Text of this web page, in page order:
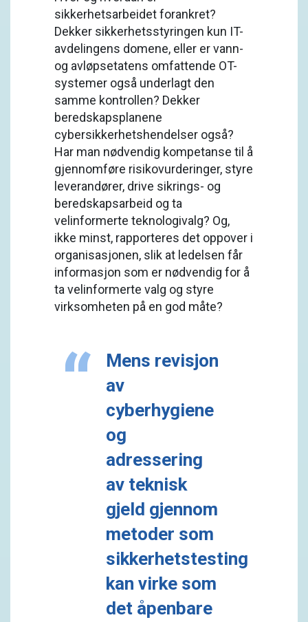
sikkerhetsarbeidet forankret?
Dekker sikkerhetsstyringen kun IT-
avdelingens domene, eller er vann-
og avløpsetatens omfattende OT-
systemer også underlagt den
samme kontrollen? Dekker
beredskapsplanene
cybersikkerhetshendelser også?
Har man nødvendig kompetanse til å
gjennomføre risikovurderinger, styre
leverandører, drive sikrings- og
beredskapsarbeid og ta
velinformerte teknologivalg? Og,
ikke minst, rapporteres det oppover i
organisasjonen, slik at ledelsen får
informasjon som er nødvendig for å
ta velinformerte valg og styre
virksomheten på en god måte?
Mens revisjon
av
cyberhygiene
og
adressering
av teknisk
gjeld gjennom
metoder som
sikkerhetstesting
kan virke som
det åpenbare